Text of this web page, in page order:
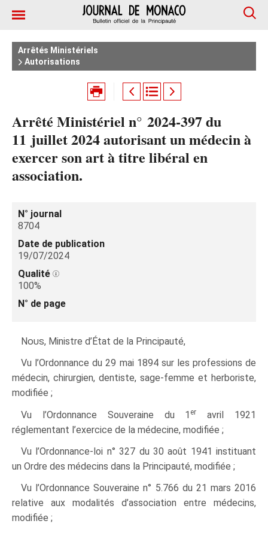
Arrêtés Ministériels
Autorisations
Arrêté Ministériel n° 2024‑397 du
11 juillet 2024 autorisant un médecin à
exercer son art à titre libéral en
association.
N° journal
8704
Date de publication
19/07/2024
Qualité
100%
N° de page
Nous, Ministre d’État de la Principauté,
Vu l’Ordonnance du 29 mai 1894 sur les professions de
médecin, chirurgien, dentiste, sage-femme et herboriste,
modifiée ;
Vu l’Ordonnance Souveraine du 1 er
avril 1921
réglementant l’exercice de la médecine, modifiée ;
Vu l’Ordonnance-loi n° 327 du 30 août 1941 instituant
un Ordre des médecins dans la Principauté, modifiée ;
Vu l’Ordonnance Souveraine n° 5.766 du 21 mars 2016
relative aux modalités d’association entre médecins,
modifiée ;